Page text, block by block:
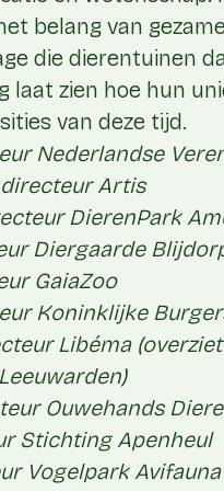
belang van
die dierentuinen
laat zien hoe hun
van deze tijd.
Nederlandse
directeur Artis
DierenPark
Diergaarde
GaiaZoo
Koninklijke
Libéma
Ouwehands
Stichting Apenheul
Vogelpark Avifauna